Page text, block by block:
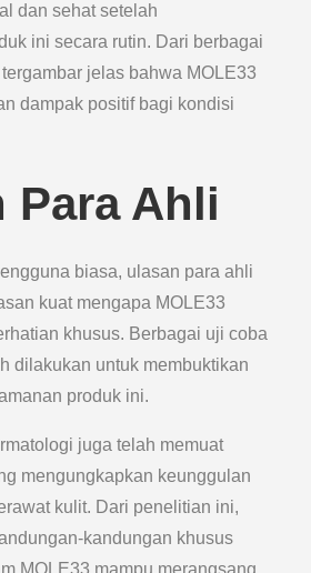
dan sehat setelah
ini secara rutin. Dari berbagai
jelas bahwa MOLE33
dampak positif bagi kondisi
Para Ahli
biasa, ulasan para ahli
kuat mengapa MOLE33
khusus. Berbagai uji coba
dilakukan untuk membuktikan
produk ini.
juga telah memuat
mengungkapkan keunggulan
kulit. Dari penelitian ini,
kandungan khusus
MOLE33 mampu merangsang